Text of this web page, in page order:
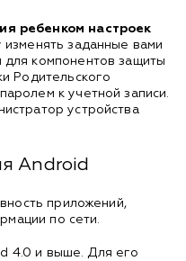
ребенком настроек
изменять заданные вами
для компонентов защиты
Родительского
к учетной записи.
устройства
Android
приложений,
по сети.
4.0 и выше. Для его